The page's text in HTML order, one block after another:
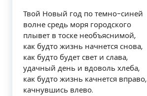
Твой Новый год по темно-синей
волне средь моря городского
плывет в тоске необъяснимой,
как будто жизнь начнется снова,
как будто будет свет и слава,
удачный день и вдоволь хлеба,
как будто жизнь качнется вправо,
качнувшись влево.